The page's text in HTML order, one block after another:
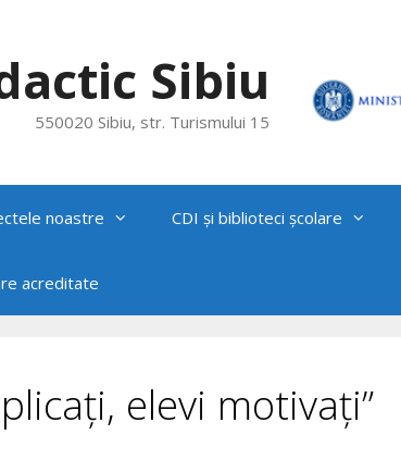
Sibiu
550020 Sibiu, str. Turismului 15
noastre CDI și biblioteci școlare
acreditate
elevi motivați”